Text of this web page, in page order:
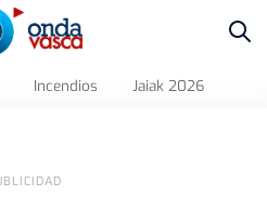
Incendios Jaiak 2026